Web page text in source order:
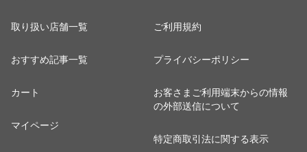
取り扱い店舗一覧
おすすめ記事一覧
カート
マイページ
ご利用規約
プライバシーポリシー
お客さまご利用端末からの情報
の外部送信について
特定商取引法に関する表示